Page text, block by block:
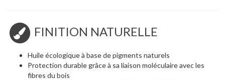
FINITION NATURELLE
Huile écologique à base de pigments naturels
Protection durable grâce à sa liaison moléculaire avec les
fibres du bois